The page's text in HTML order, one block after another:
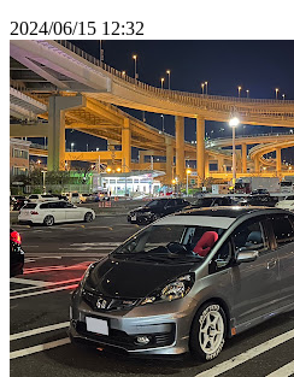
2024/06/15 12:32